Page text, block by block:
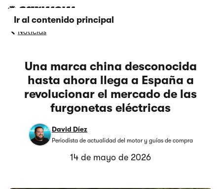
Ir al contenido principal
Noticias
Una marca china desconocida
hasta ahora llega a España a
revolucionar el mercado de las
furgonetas eléctricas
David Díez
Periodista de actualidad del motor y guías de compra
14 de mayo de 2026